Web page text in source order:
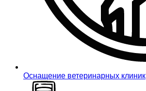
Оснащение ветеринарных клиник